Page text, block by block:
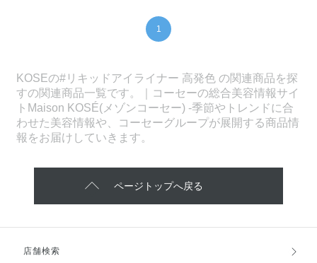
1
KOSEの#リキッドアイライナー 高発色 の関連商品を探
すの関連商品一覧です。｜コーセーの総合美容情報サイ
トMaison KOSÉ(メゾンコーセー) -季節やトレンドに合
わせた美容情報や、コーセーグループが展開する商品情
報をお届けしていきます。
ページトップへ戻る
店舗検索